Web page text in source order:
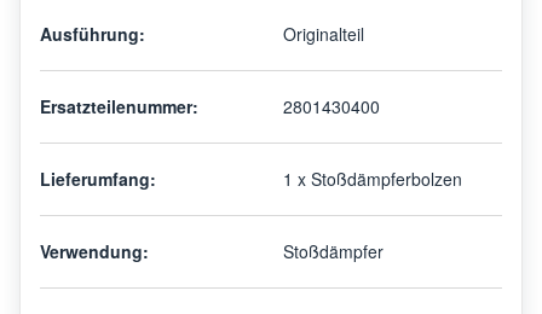
Ausführung:
Originalteil
Ersatzteilenummer: 2801430400
Lieferumfang: 1 x Stoßdämpferbolzen
Verwendung: Stoßdämpfer